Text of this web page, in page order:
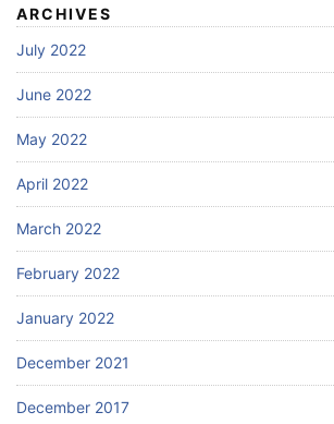
ARCHIVES
July 2022
June 2022
May 2022
April 2022
March 2022
February 2022
January 2022
December 2021
December 2017